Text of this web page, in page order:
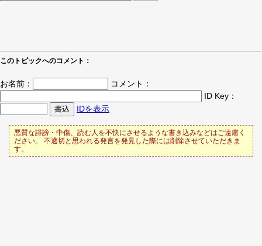
このトピックへのコメント：
お名前：
コメント：
ID Key：
IDを表示
悪質な誹謗・中傷、読む人を不快にさせるような書き込みなどはご遠慮く
ださい。 不適切と思われる発言を発見した際には削除させていただきま
す。